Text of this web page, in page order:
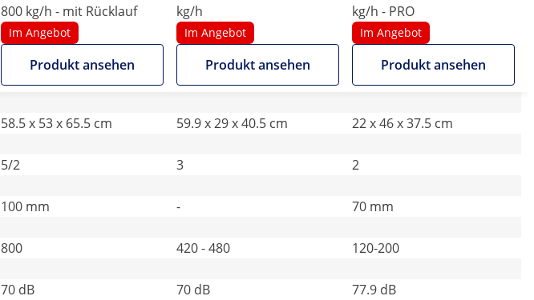
800 kg/h - mit Rücklauf
Im Angebot
Produkt ansehen
kg/h
Im Angebot
Produkt ansehen
kg/h - PRO
Im Angebot
Produkt ansehen
58.5 x 53 x 65.5 cm 59.9 x 29 x 40.5 cm
22 x 46 x 37.5 cm
5/2 3
2
100 mm -
70 mm
800 420 - 480
120-200
70 dB 70 dB
77.9 dB